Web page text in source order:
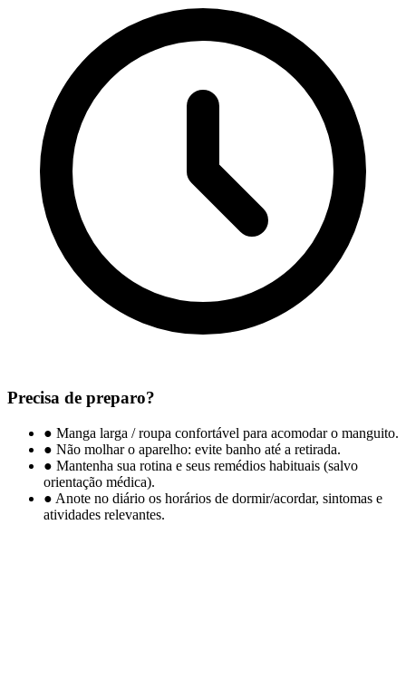
Precisa de preparo?
● Manga larga / roupa confortável para acomodar o manguito.
● Não molhar o aparelho: evite banho até a retirada.
● Mantenha sua rotina e seus remédios habituais (salvo
orientação médica).
● Anote no diário os horários de dormir/acordar, sintomas e
atividades relevantes.